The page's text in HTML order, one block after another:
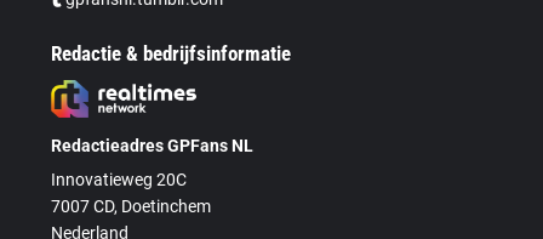
Redactie & bedrijfsinformatie
Redactieadres GPFans NL
Innovatieweg 20C
7007 CD, Doetinchem
Nederland